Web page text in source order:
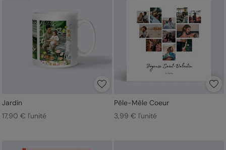
Jardin
17,90 € l'unité
Pêle-Mêle Coeur
3,99 € l'unité